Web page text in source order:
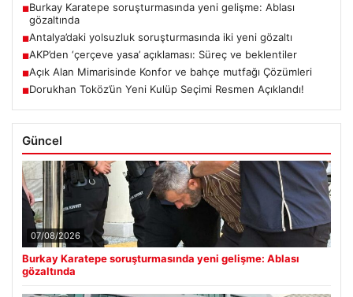
■Burkay Karatepe soruşturmasında yeni gelişme: Ablası
gözaltında
■Antalya’daki yolsuzluk soruşturmasında iki yeni gözaltı
■AKP’den ‘çerçeve yasa’ açıklaması: Süreç ve beklentiler
■Açık Alan Mimarisinde Konfor ve bahçe mutfağı Çözümleri
■Dorukhan Toköz’ün Yeni Kulüp Seçimi Resmen Açıklandı!
Güncel
07/08/2026
Burkay Karatepe soruşturmasında yeni gelişme: Ablası
gözaltında